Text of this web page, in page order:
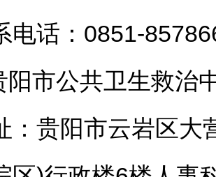
话：0851-
阳市公共卫生救治
贵阳市云岩区大